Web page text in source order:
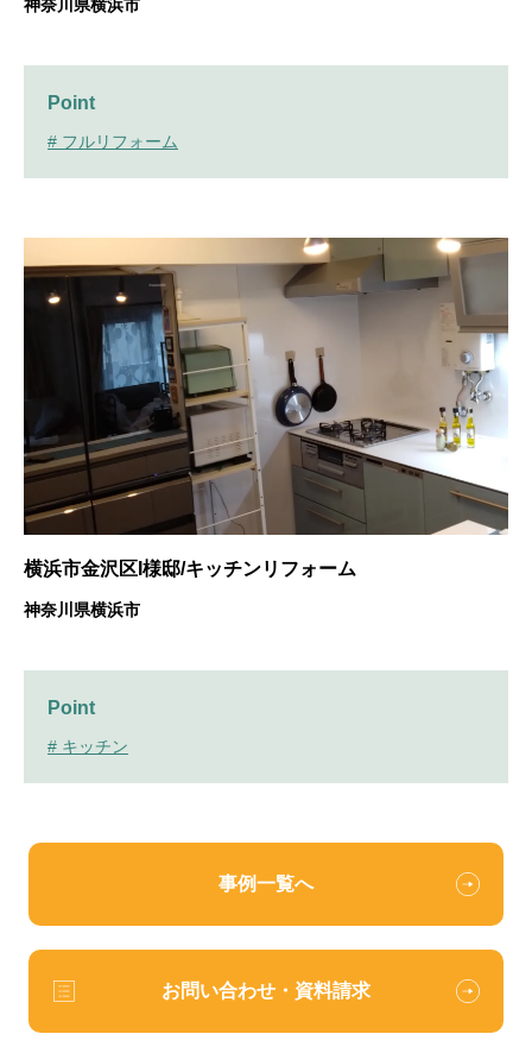
神奈川県横浜市
Point
# フルリフォーム
横浜市金沢区I様邸/キッチンリフォーム
神奈川県横浜市
Point
# キッチン
事例一覧へ
お問い合わせ・資料請求